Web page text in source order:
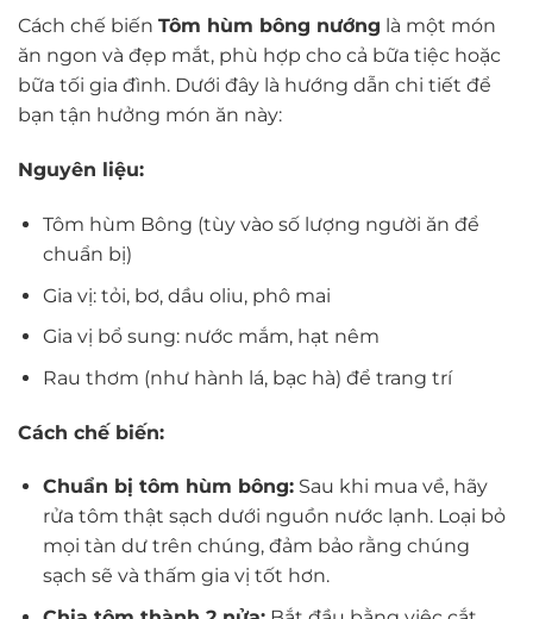
Cách chế biến Tôm hùm bông nướng là một món
ăn ngon và đẹp mắt, phù hợp cho cả bữa tiệc hoặc
bữa tối gia đình. Dưới đây là hướng dẫn chi tiết để
bạn tận hưởng món ăn này:
Nguyên liệu:
Tôm hùm Bông (tùy vào số lượng người ăn để
chuẩn bị)
Gia vị: tỏi, bơ, dầu oliu, phô mai
Gia vị bổ sung: nước mắm, hạt nêm
Rau thơm (như hành lá, bạc hà) để trang trí
Cách chế biến:
Chuẩn bị tôm hùm bông:Sau khi mua về, hãy
rửa tôm thật sạch dưới nguồn nước lạnh. Loại bỏ
mọi tàn dư trên chúng, đảm bảo rằng chúng
sạch sẽ và thấm gia vị tốt hơn.